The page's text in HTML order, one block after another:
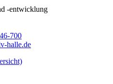
-entwicklung
700
halle.de